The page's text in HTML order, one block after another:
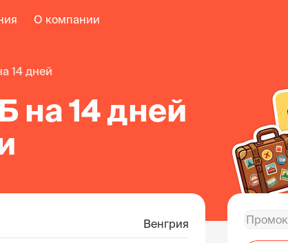
О компании
14 дней
на 14 дней
Венгрия